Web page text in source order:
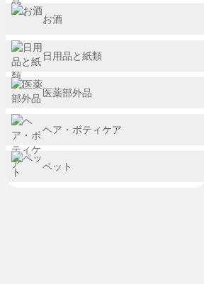
お酒
日用品と紙類
医薬部外品
ヘア・ボティケア
ペット